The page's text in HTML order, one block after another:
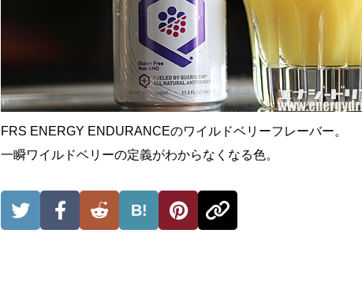
FRS ENERGY ENDURANCEのワイルドベリーフレーバー。
一瞬ワイルドベリーの定義がわからなくなる色。
B!